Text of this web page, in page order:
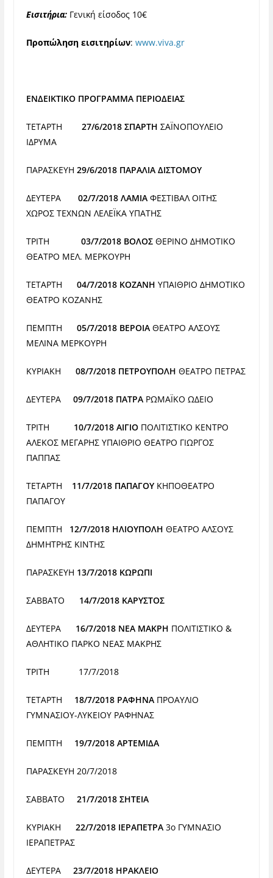
Εισιτήρια: Γενική είσοδος 10€
Προπώληση εισιτηρίων: www.viva.gr
ΕΝΔΕΙΚΤΙΚΟ ΠΡΟΓΡΑΜΜΑ ΠΕΡΙΟΔΕΙΑΣ
ΤΕΤΑΡΤΗ 27/6/2018 ΣΠΑΡΤΗ ΣΑÏΝΟΠΟΥΛΕΙΟ
ΙΔΡΥΜΑ
ΠΑΡΑΣΚΕΥΗ 29/6/2018 ΠΑΡΑΛΙΑ ΔΙΣΤΟΜΟΥ
ΔΕΥΤΕΡΑ 02/7/2018 ΛΑΜΙΑ ΦΕΣΤΙΒΑΛ ΟΙΤΗΣ
ΧΩΡΟΣ ΤΕΧΝΩΝ ΛΕΛΕÏΚΑ ΥΠΑΤΗΣ
ΤΡΙΤΗ 03/7/2018 ΒΟΛΟΣ ΘΕΡΙΝΟ ΔΗΜΟΤΙΚΟ
ΘΕΑΤΡΟ ΜΕΛ. ΜΕΡΚΟΥΡΗ
ΤΕΤΑΡΤΗ 04/7/2018 ΚΟΖΑΝΗ ΥΠΑΙΘΡΙΟ ΔΗΜΟΤΙΚΟ
ΘΕΑΤΡΟ ΚΟΖΑΝΗΣ
ΠΕΜΠΤΗ 05/7/2018 ΒΕΡΟΙΑ ΘΕΑΤΡΟ ΑΛΣΟΥΣ
ΜΕΛΙΝΑ ΜΕΡΚΟΥΡΗ
ΚΥΡΙΑΚΗ 08/7/2018 ΠΕΤΡΟΥΠΟΛΗ ΘΕΑΤΡΟ ΠΕΤΡΑΣ
ΔΕΥΤΕΡΑ 09/7/2018 ΠΑΤΡΑ ΡΩΜΑÏΚΟ ΩΔΕΙΟ
ΤΡΙΤΗ 10/7/2018 ΑΙΓΙΟ ΠΟΛΙΤΙΣΤΙΚΟ ΚΕΝΤΡΟ
ΑΛΕΚΟΣ ΜΕΓΑΡΗΣ ΥΠΑΙΘΡΙΟ ΘΕΑΤΡΟ ΓΙΩΡΓΟΣ
ΠΑΠΠΑΣ
ΤΕΤΑΡΤΗ 11/7/2018 ΠΑΠΑΓΟΥ ΚΗΠΟΘΕΑΤΡΟ
ΠΑΠΑΓΟΥ
ΠΕΜΠΤΗ 12/7/2018 ΗΛΙΟΥΠΟΛΗ ΘΕΑΤΡΟ ΑΛΣΟΥΣ
ΔΗΜΗΤΡΗΣ ΚΙΝΤΗΣ
ΠΑΡΑΣΚΕΥΗ 13/7/2018 ΚΩΡΩΠΙ
ΣΑΒΒΑΤΟ 14/7/2018 ΚΑΡΥΣΤΟΣ
ΔΕΥΤΕΡΑ 16/7/2018 ΝΕΑ ΜΑΚΡΗ ΠΟΛΙΤΙΣΤΙΚΟ &
ΑΘΛΗΤΙΚΟ ΠΑΡΚΟ ΝΕΑΣ ΜΑΚΡΗΣ
ΤΡΙΤΗ 17/7/2018
ΤΕΤΑΡΤΗ 18/7/2018 ΡΑΦΗΝΑ ΠΡΟΑΥΛΙΟ
ΓΥΜΝΑΣΙΟΥ-ΛΥΚΕΙΟΥ ΡΑΦΗΝΑΣ
ΠΕΜΠΤΗ 19/7/2018 ΑΡΤΕΜΙΔΑ
ΠΑΡΑΣΚΕΥΗ 20/7/2018
ΣΑΒΒΑΤΟ 21/7/2018 ΣΗΤΕΙΑ
ΚΥΡΙΑΚΗ 22/7/2018 ΙΕΡΑΠΕΤΡΑ 3οΓΥΜΝΑΣΙΟ
ΙΕΡΑΠΕΤΡΑΣ
ΔΕΥΤΕΡΑ 23/7/2018 ΗΡΑΚΛΕΙΟ